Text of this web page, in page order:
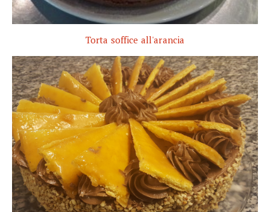
Torta soffice all'arancia